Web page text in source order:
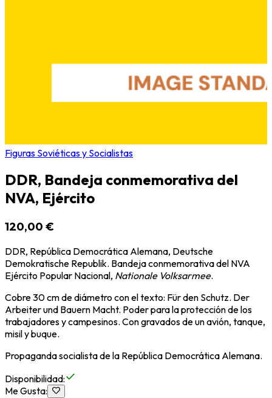
Figuras Soviéticas y Socialistas
DDR, Bandeja conmemorativa del
NVA, Ejército
120,00 €
DDR, República Democrática Alemana, Deutsche
Demokratische Republik. Bandeja conmemorativa del NVA
Ejército Popular Nacional, Nationale Volksarmee.
Cobre 30 cm de diámetro con el texto: Für den Schutz. Der
Arbeiter und Bauern Macht. Poder para la protección de los
trabajadores y campesinos. Con gravados de un avión, tanque,
misil y buque.
Propaganda socialista de la República Democrática Alemana.
Disponibilidad:
Me Gusta: